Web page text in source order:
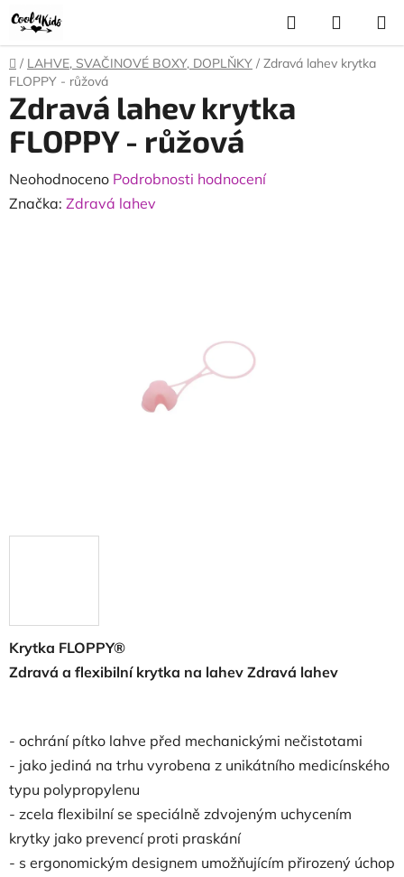
Přejít
na
obsah
Hledat
KOŠÍK
Domů
/ LAHVE, SVAČINOVÉ BOXY, DOPLŇKY / Zdravá lahev krytka
FLOPPY - růžová
Krytka FLOPPY®
Zdravá a flexibilní krytka na lahev Zdravá lahev
- ochrání pítko lahve před mechanickými nečistotami
- jako jediná na trhu vyrobena z unikátního medicínského
typu polypropylenu
- zcela flexibilní se speciálně zdvojeným uchycením
krytky jako prevencí proti praskání
- s ergonomickým designem umožňujícím přirozený úchop
Zdravá lahev krytka
FLOPPY - růžová
Průměrné
hodnocení
Neohodnoceno Podrobnosti hodnocení
Značka: Zdravá lahev